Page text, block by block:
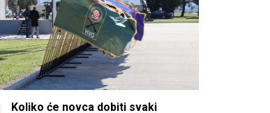
Koliko će novca dobiti svaki